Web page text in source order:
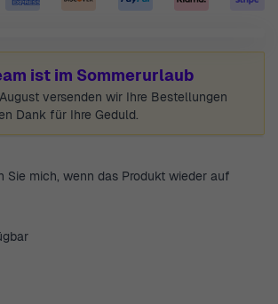
ist im Sommerurlaub
versenden wir Ihre Bestellungen
Dank für Ihre Geduld.
Sie mich, wenn das Produkt wieder auf